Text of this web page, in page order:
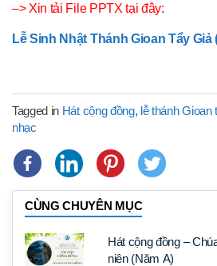
–> Xin tải File PPTX tại đây:
Lễ Sinh Nhật Thánh Gioan Tẩy Giả
Tagged in Hát cộng đồng, lễ thánh Gioan
nhạc
CÙNG CHUYÊN MỤC
Hát cộng đồng –
niên (Năm A)